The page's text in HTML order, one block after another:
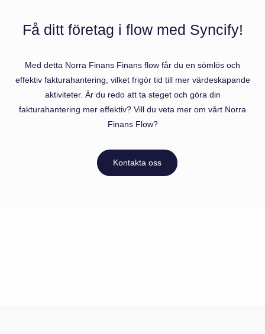
Få ditt företag i flow med Syncify!
Med detta Norra Finans Finans flow får du en sömlös och
effektiv fakturahantering, vilket frigör tid till mer värdeskapande
aktiviteter. Är du redo att ta steget och göra din
fakturahantering mer effektiv? Vill du veta mer om vårt Norra
Finans Flow?
Kontakta oss